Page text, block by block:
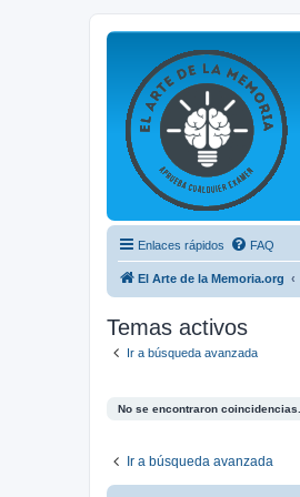
Enlaces rápidos FAQ
El Arte de la Memoria.org
Temas activos
Ir a búsqueda avanzada
No se encontraron coincidencias.
Ir a búsqueda avanzada